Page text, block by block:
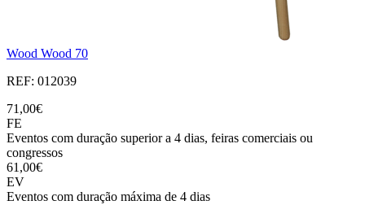
Wood Wood 70
REF: 012039
71,00€
FE
Eventos com duração superior a 4 dias, feiras comerciais ou
congressos
61,00€
EV
Eventos com duração máxima de 4 dias